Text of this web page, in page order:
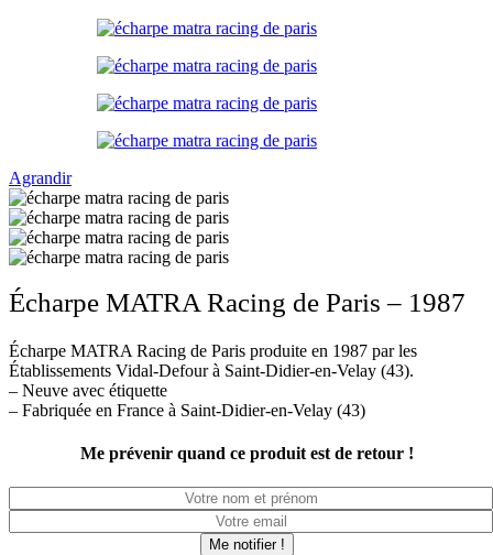
Agrandir
Écharpe MATRA Racing de Paris – 1987
Écharpe MATRA Racing de Paris produite en 1987 par les
Établissements Vidal-Defour à Saint-Didier-en-Velay (43).
– Neuve avec étiquette
– Fabriquée en France à Saint-Didier-en-Velay (43)
Me prévenir quand ce produit est de retour !
Me notifier !